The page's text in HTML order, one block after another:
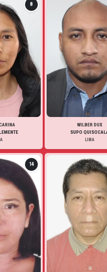
8
WILBER DUX
SUPO
LIMA
14